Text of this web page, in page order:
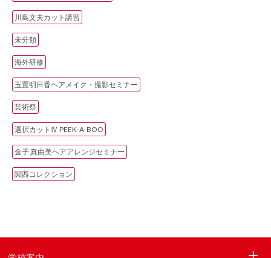
川島文夫カット講習
未分類
海外研修
玉置明日香ヘアメイク・撮影セミナー
芸術祭
選択カットⅣ PEEK‐A‐BOO
金子 真由美ヘアアレンジセミナー
関西コレクション